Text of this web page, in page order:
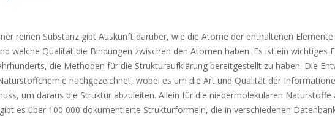
reinen Substanz gibt Auskunft darüber, wie die Atome der enthaltenen
welche Qualität die Bindungen zwischen den Atomen haben. Es ist ein wichtiges
die Methoden für die Strukturaufklärung bereitgestellt zu haben. Die
nachgezeichnet, wobei es um die Art und Qualität der
um daraus die Struktur abzuleiten. Allein für die niedermolekularen Naturstoffe
es über 100 000 dokumentierte Strukturformeln, die in verschiedenen